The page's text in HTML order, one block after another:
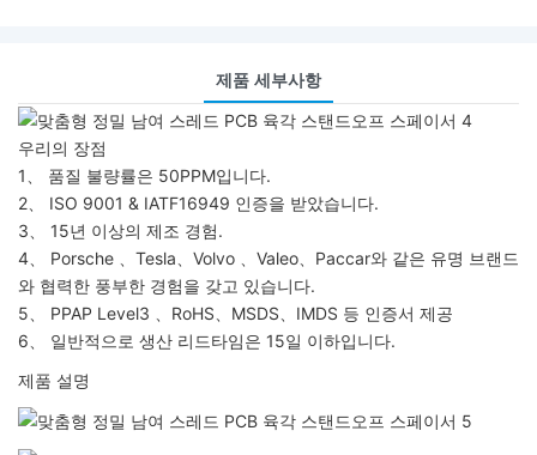
제품 세부사항
우리의 장점
1、 품질 불량률은 50PPM입니다.
2、 ISO 9001 & IATF16949 인증을 받았습니다.
3、 15년 이상의 제조 경험.
4、 Porsche 、Tesla、Volvo 、Valeo、Paccar와 같은 유명 브랜드
와 협력한 풍부한 경험을 갖고 있습니다.
5、 PPAP Level3 、RoHS、MSDS、IMDS 등 인증서 제공
6、 일반적으로 생산 리드타임은 15일 이하입니다.
제품 설명